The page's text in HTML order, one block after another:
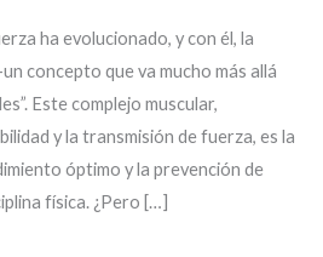
ha evolucionado, y con él, la
concepto que va mucho más allá
Este complejo muscular,
y la transmisión de fuerza, es la
óptimo y la prevención de
física. ¿Pero […]